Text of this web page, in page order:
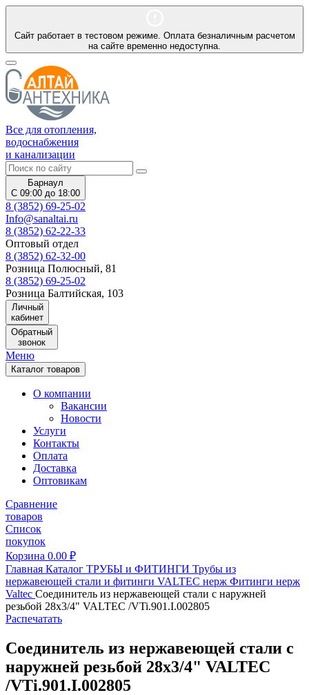
Сайт работает в тестовом режиме. Оплата безналичным расчетом
на сайте временно недоступна.
Все для отопления,
водоснабжения
и канализации
Барнаул
С 09:00 до 18:00
8 (3852) 69-25-02
Info@sanaltai.ru
8 (3852) 62-22-33
Оптовый отдел
8 (3852) 62-32-00
Розница Полюсный, 81
8 (3852) 69-25-02
Розница Балтийская, 103
Личный
кабинет
Обратный
звонок
Меню
Каталог товаров
О компании
Вакансии
Новости
Услуги
Контакты
Оплата
Доставка
Оптовикам
Сравнение
товаров
Список
покупок
Корзина 0.00 ₽
Главная Каталог ТРУБЫ и ФИТИНГИ Трубы из
нержавеющей стали и фитинги VALTEC нерж Фитинги нерж
Valtec Соединитель из нержавеющей стали с наружней
резьбой 28х3/4" VALTEC /VTi.901.I.002805
Распечатать
Соединитель из нержавеющей стали с
наружней резьбой 28х3/4" VALTEC
/VTi.901.I.002805